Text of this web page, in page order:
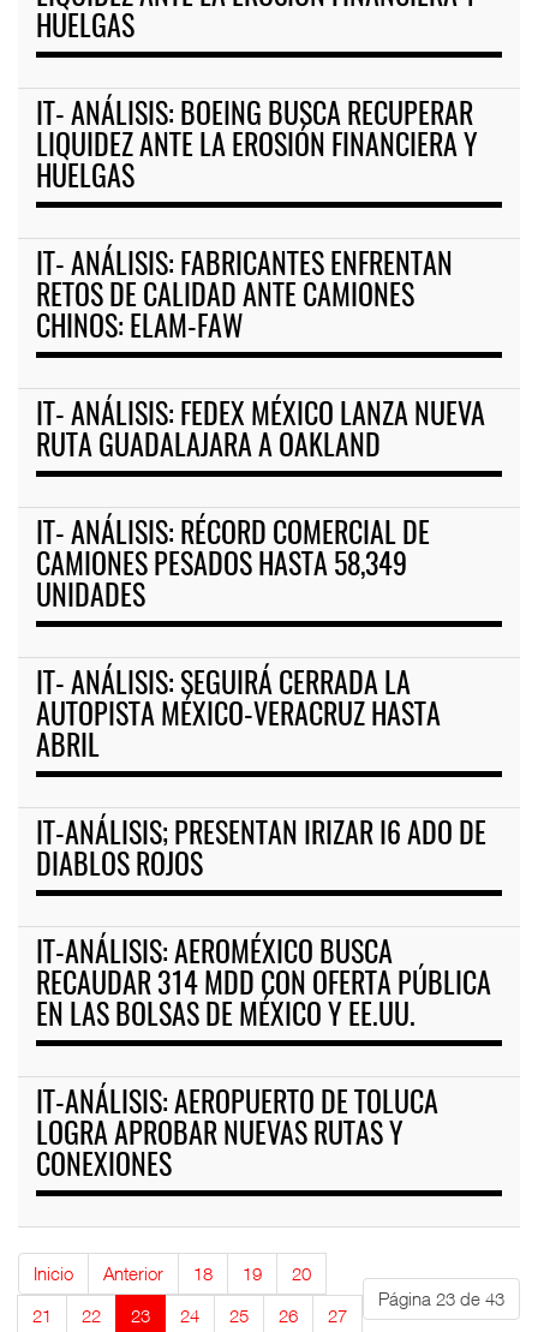
HUELGAS
IT- ANÁLISIS: BOEING BUSCA RECUPERAR
LIQUIDEZ ANTE LA EROSIÓN FINANCIERA Y
HUELGAS
IT- ANÁLISIS: FABRICANTES ENFRENTAN
RETOS DE CALIDAD ANTE CAMIONES
CHINOS: ELAM-FAW
IT- ANÁLISIS: FEDEX MÉXICO LANZA NUEVA
RUTA GUADALAJARA A OAKLAND
IT- ANÁLISIS: RÉCORD COMERCIAL DE
CAMIONES PESADOS HASTA 58,349
UNIDADES
IT- ANÁLISIS: SEGUIRÁ CERRADA LA
AUTOPISTA MÉXICO-VERACRUZ HASTA
ABRIL
IT-ANÁLISIS; PRESENTAN IRIZAR I6 ADO DE
DIABLOS ROJOS
IT-ANÁLISIS: AEROMÉXICO BUSCA
RECAUDAR 314 MDD CON OFERTA PÚBLICA
EN LAS BOLSAS DE MÉXICO Y EE.UU.
IT-ANÁLISIS: AEROPUERTO DE TOLUCA
LOGRA APROBAR NUEVAS RUTAS Y
CONEXIONES
Página 23 de 43
Inicio Anterior 18 19
20
21
22 23 24 25 26
27